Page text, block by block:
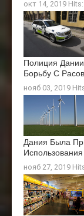
окт 14, 2019
Полиция
Борьбу С
нояб 03, 2019
Дания Была
нояб 27, 2019